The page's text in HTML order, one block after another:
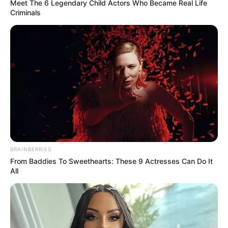
No entanto, nomeá-los é o primeiro passo para entender o que nos
machuca e começar a estabelecer limites mais saudáveis. A seguir,
sete frases comuns de familiares com comportamentos tóxicos — e
o que elas realmente querem dizer.
Meet The 6 Legendary Child Actors Who Became Real Life
Criminals
BRAINBERRIES
From Baddies To Sweethearts: These 9 Actresses Can Do It
All